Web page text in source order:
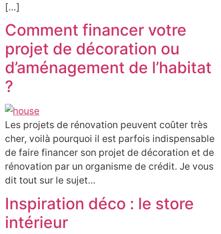
[…]
Comment financer votre
projet de décoration ou
d’aménagement de l’habitat
?
Les projets de rénovation peuvent coûter très
cher, voilà pourquoi il est parfois indispensable
de faire financer son projet de décoration et de
rénovation par un organisme de crédit. Je vous
dit tout sur le sujet…
Inspiration déco : le store
intérieur